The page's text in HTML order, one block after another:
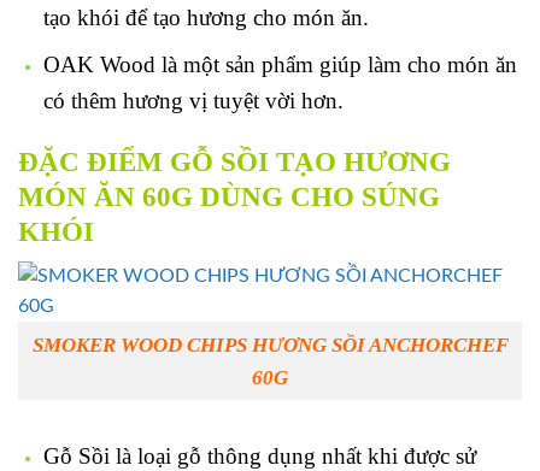
tạo khói để tạo hương cho món ăn.
OAK Wood là một sản phẩm giúp làm cho món ăn
có thêm hương vị tuyệt vời hơn.
ĐẶC ĐIỂM GỖ SỒI TẠO HƯƠNG
MÓN ĂN 60G DÙNG CHO SÚNG
KHÓI
SMOKER WOOD CHIPS HƯƠNG SỒI ANCHORCHEF
60G
Gỗ Sồi là loại gỗ thông dụng nhất khi được sử